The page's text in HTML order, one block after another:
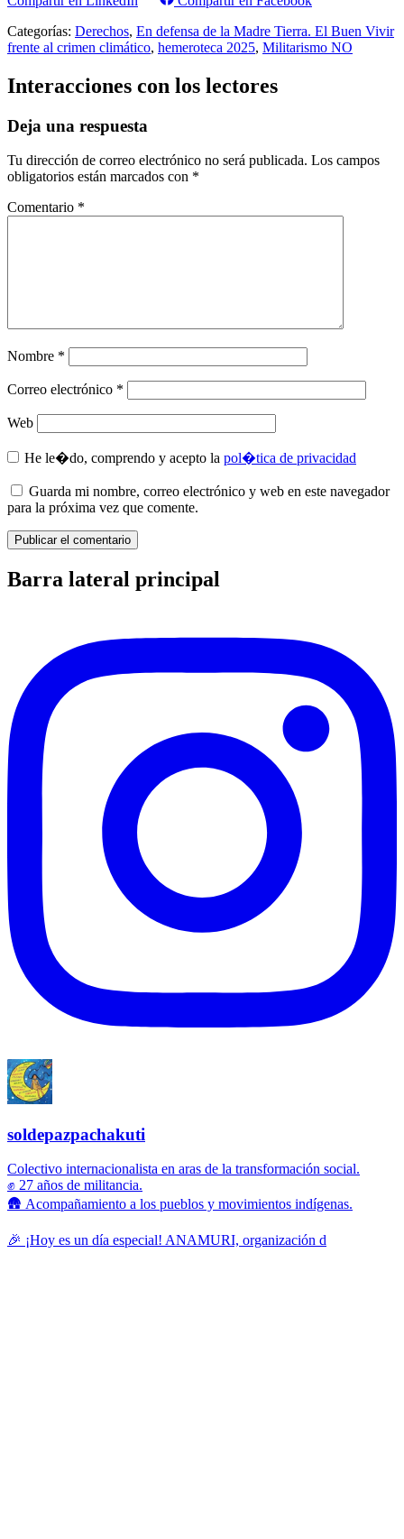
Categorías: Derechos, En defensa de la Madre Tierra. El Buen Vivir
frente al crimen climático, hemeroteca 2025, Militarismo NO
Interacciones con los lectores
Deja una respuesta
Tu dirección de correo electrónico no será publicada. Los campos
obligatorios están marcados con *
Comentario *
Nombre *
Correo electrónico *
Web
He le�do, comprendo y acepto la pol�tica de privacidad
Guarda mi nombre, correo electrónico y web en este navegador
para la próxima vez que comente.
Barra lateral principal
soldepazpachakuti
Colectivo internacionalista en aras de la transformación social.
✊ 27 años de militancia.
🛖 Acompañamiento a los pueblos y movimientos indígenas.
🎉 ¡Hoy es un día especial! ANAMURI, organización d